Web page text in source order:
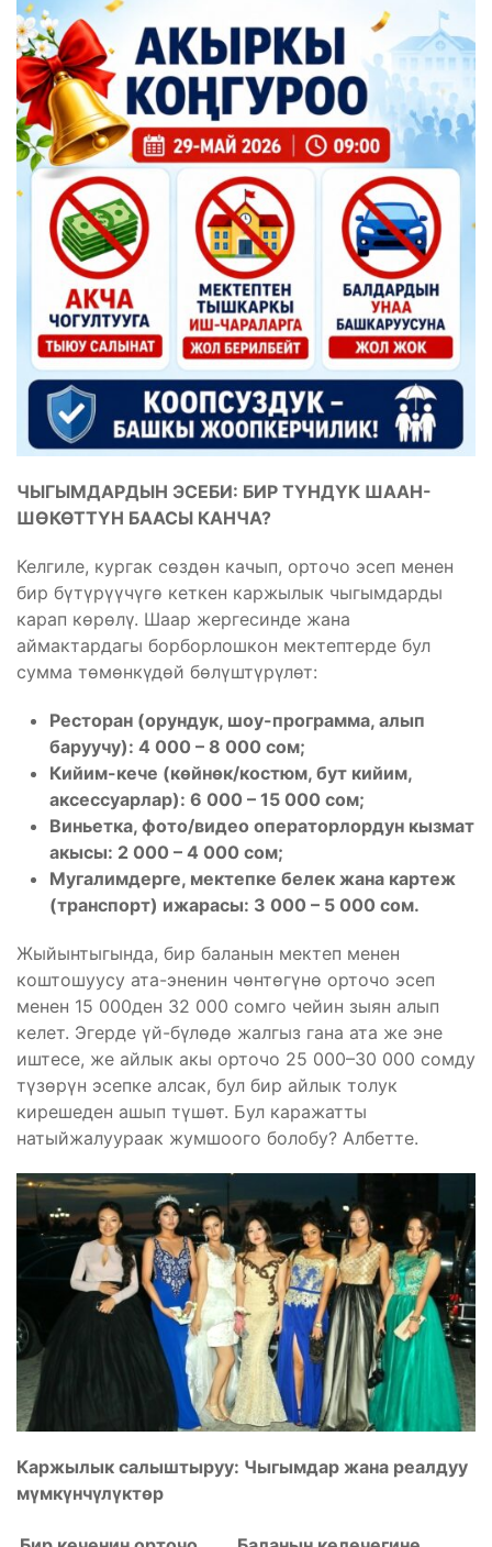
ЧЫГЫМДАРДЫН ЭСЕБИ: БИР ТҮНДҮК ШААН-
ШӨКӨТТҮН БААСЫ КАНЧА?
Келгиле, кургак сөздөн качып, орточо эсеп менен
бир бүтүрүүчүгө кеткен каржылык чыгымдарды
карап көрөлү. Шаар жергесинде жана
аймактардагы борборлошкон мектептерде бул
сумма төмөнкүдөй бөлүштүрүлөт:
Ресторан (орундук, шоу-программа, алып
баруучу): 4 000 – 8 000 сом;
Кийим-кече (көйнөк/костюм, бут кийим,
аксессуарлар): 6 000 – 15 000 сом;
Виньетка, фото/видео операторлордун кызмат
акысы: 2 000 – 4 000 сом;
Мугалимдерге, мектепке белек жана картеж
(транспорт) ижарасы: 3 000 – 5 000 сом.
Жыйынтыгында, бир баланын мектеп менен
коштошуусу ата-эненин чөнтөгүнө орточо эсеп
менен 15 000ден 32 000 сомго чейин зыян алып
келет. Эгерде үй-бүлөдө жалгыз гана ата же эне
иштесе, же айлык акы орточо 25 000–30 000 сомду
түзөрүн эсепке алсак, бул бир айлык толук
кирешеден ашып түшөт. Бул каражатты
натыйжалуураак жумшоого болобу? Албетте.
Каржылык салыштыруу: Чыгымдар жана реалдуу
мүмкүнчүлүктөр